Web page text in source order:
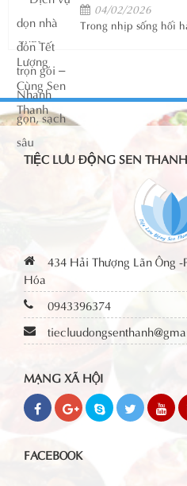
04/02/2026
Trong nhịp sống hối
TIỆC LƯU ĐỘNG SEN THANH
434 Hải Thượng Lãn Ông
Hóa
0943396374
MẠNG XÃ HỘI
FACEBOOK